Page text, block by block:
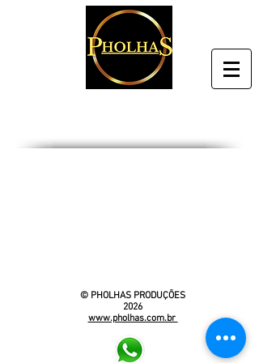
© PHOLHAS PRODUÇÕES
2026
www.pholhas.com.br